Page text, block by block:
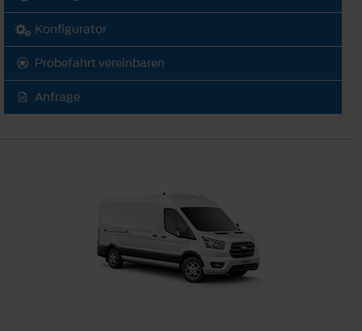
Konfigurator
Probefahrt vereinbaren
Anfrage